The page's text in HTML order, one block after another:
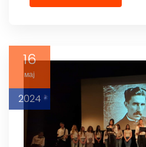
16
мај
2024